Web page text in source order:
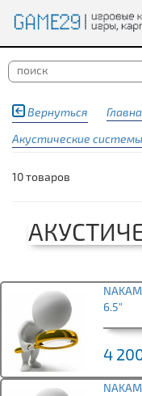
Вернуться
Акустические системы
10 товаров
6.5"
4